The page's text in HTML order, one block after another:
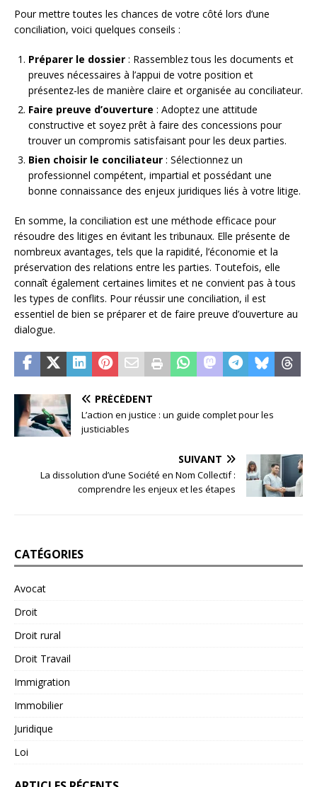
Pour mettre toutes les chances de votre côté lors d’une
conciliation, voici quelques conseils :
Préparer le dossier : Rassemblez tous les documents et
preuves nécessaires à l’appui de votre position et
présentez-les de manière claire et organisée au conciliateur.
Faire preuve d’ouverture : Adoptez une attitude
constructive et soyez prêt à faire des concessions pour
trouver un compromis satisfaisant pour les deux parties.
Bien choisir le conciliateur : Sélectionnez un
professionnel compétent, impartial et possédant une
bonne connaissance des enjeux juridiques liés à votre litige.
En somme, la conciliation est une méthode efficace pour
résoudre des litiges en évitant les tribunaux. Elle présente de
nombreux avantages, tels que la rapidité, l’économie et la
préservation des relations entre les parties. Toutefois, elle
connaît également certaines limites et ne convient pas à tous
les types de conflits. Pour réussir une conciliation, il est
essentiel de bien se préparer et de faire preuve d’ouverture au
dialogue.
PRÉCÉDENT
L’action en justice : un guide complet pour les
justiciables
SUIVANT
La dissolution d’une Société en Nom Collectif :
comprendre les enjeux et les étapes
CATÉGORIES
Avocat
Droit
Droit rural
Droit Travail
Immigration
Immobilier
Juridique
Loi